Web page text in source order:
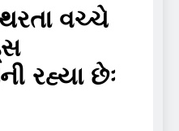
વચ્ચે
રહ્યા છેઃ